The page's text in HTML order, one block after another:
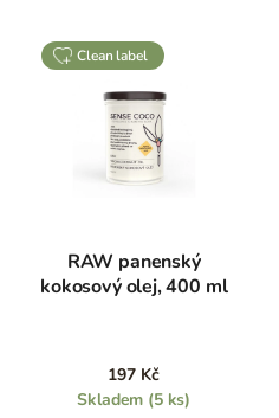
clean label
RAW panenský
kokosový olej, 400 ml
197 Kč
Skladem (5 ks)